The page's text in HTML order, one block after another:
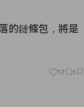
的鏈條包，將是
12 0